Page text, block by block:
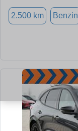
2.500 km Benzin